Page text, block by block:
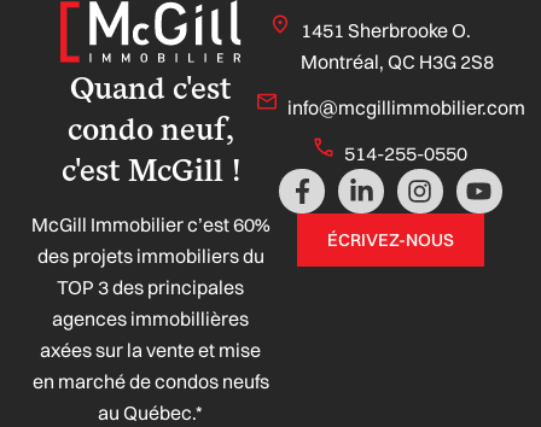
Quand c'est
condo neuf,
c'est McGill !
McGill Immobilier c’est 60%
des projets immobiliers du
TOP 3 des principales
agences immobillières
axées sur la vente et mise
en marché de condos neufs
au Québec.*
1451 Sherbrooke O.
Montréal, QC H3G 2S8
info@mcgillimmobilier.com
514-255-0550
F
a
L
i
n
k
I
n
s
t
Y
o
ÉCRIVEZ-NOUS